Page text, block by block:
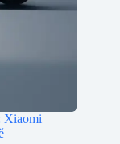
Xiaomi